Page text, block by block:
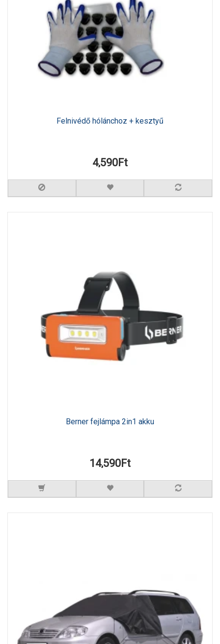
Felnivédő hólánchoz + kesztyű
4,590Ft
Berner fejlámpa 2in1 akku
14,590Ft